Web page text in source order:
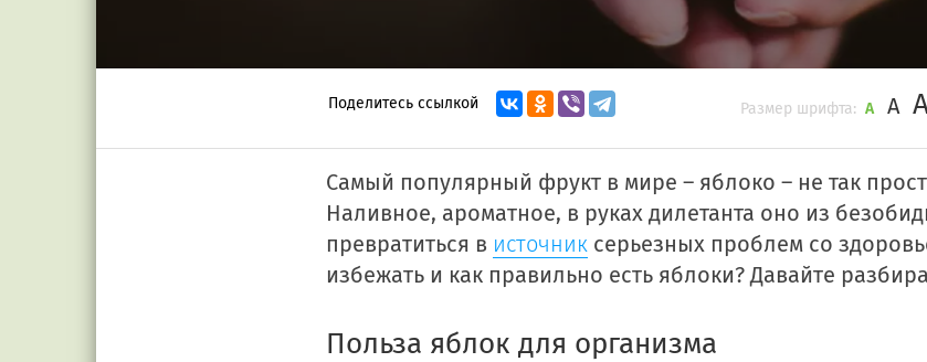
Поделитесь ссылкой Размер шрифта: A A
Самый популярный фрукт в мире – яблоко – не так
Наливное, ароматное, в руках дилетанта оно из
превратиться в источник серьезных проблем со
избежать и как правильно есть яблоки? Давайте
Польза яблок для организма